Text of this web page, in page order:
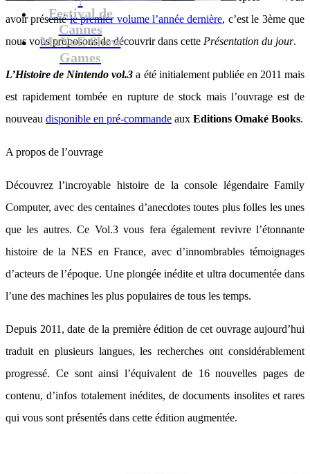
Festival de
Cannes
MaXoE Show
Games
avoir présentéle premier volume l’année dernière, c’est le 3ème que
nous vous proposons de découvrir dans cette Présentation du jour.
L’Histoire de Nintendo vol.3 a été initialement publiée en 2011 mais
est rapidement tombée en rupture de stock mais l’ouvrage est de
nouveau disponible en pré-commande aux Editions Omaké Books.
A propos de l’ouvrage
Découvrez l’incroyable histoire de la console légendaire Family
Computer, avec des centaines d’anecdotes toutes plus folles les unes
que les autres. Ce Vol.3 vous fera également revivre l’étonnante
histoire de la NES en France, avec d’innombrables témoignages
d’acteurs de l’époque. Une plongée inédite et ultra documentée dans
l’une des machines les plus populaires de tous les temps.
Depuis 2011, date de la première édition de cet ouvrage aujourd’hui
traduit en plusieurs langues, les recherches ont considérablement
progressé. Ce sont ainsi l’équivalent de 16 nouvelles pages de
contenu, d’infos totalement inédites, de documents insolites et rares
qui vous sont présentés dans cette édition augmentée.